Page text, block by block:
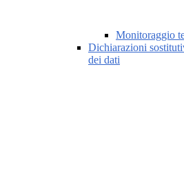
Monitoraggio
Dichiarazioni
dei dati